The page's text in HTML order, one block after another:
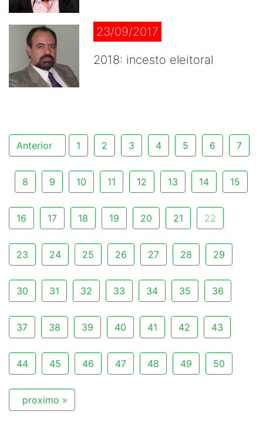
23/09/2017
2018: incesto eleitoral
Anterior 1 2 3 4 5 6 7
8 9 10 11 12 13 14 15
16 17 18 19 20 21 22
23 24 25 26 27 28 29
30 31 32 33 34 35 36
37 38 39 40 41 42 43
44 45 46 47 48 49 50
proximo »